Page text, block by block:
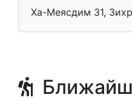
Ха-Меясдим 31,